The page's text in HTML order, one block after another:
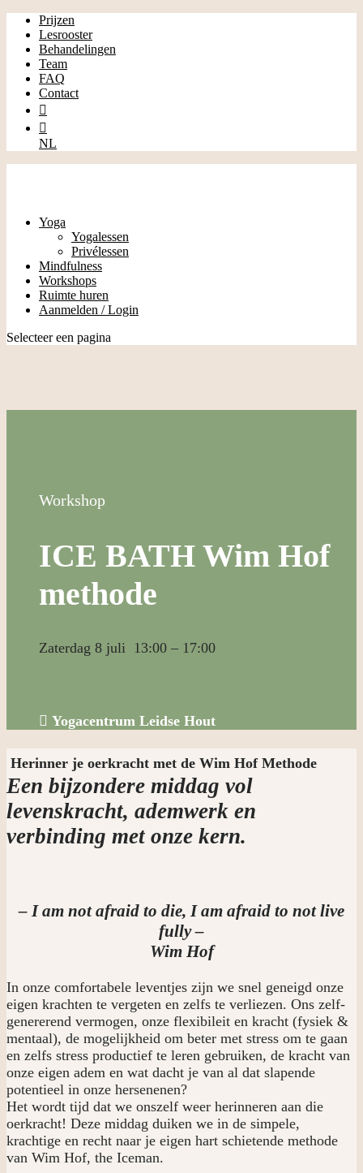
Prijzen
Lesrooster
Behandelingen
Team
FAQ
Contact


NL
Yoga
Yogalessen
Privélessen
Mindfulness
Workshops
Ruimte huren
Aanmelden / Login
Selecteer een pagina
Workshop
ICE BATH Wim Hof
methode
Zaterdag 8 juli 13:00 – 17:00
 Yogacentrum Leidse Hout
Herinner je oerkracht met de Wim Hof Methode
Een bijzondere middag vol
levenskracht, ademwerk en
verbinding met onze kern.
– I am not afraid to die, I am afraid to not live
fully –
Wim Hof
In onze comfortabele leventjes zijn we snel geneigd onze
eigen krachten te vergeten en zelfs te verliezen. Ons zelf-
genererend vermogen, onze flexibileit en kracht (fysiek &
mentaal), de mogelijkheid om beter met stress om te gaan
en zelfs stress productief te leren gebruiken, de kracht van
onze eigen adem en wat dacht je van al dat slapende
potentieel in onze hersenenen?
Het wordt tijd dat we onszelf weer herinneren aan die
oerkracht! Deze middag duiken we in de simpele,
krachtige en recht naar je eigen hart schietende methode
van Wim Hof, the Iceman.